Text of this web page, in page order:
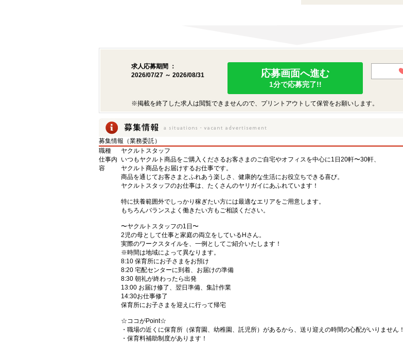
求人応募期間 ：
2026/07/27 ～ 2026/08/31
応募画面へ進む
1分で応募完了!!
※掲載を終了した求人は閲覧できませんので、プリントアウトして保管をお願いします。
募集情報（業務委託）
職種
ヤクルトスタッフ
仕事内
容
いつもヤクルト商品をご購入くださるお客さまのご自宅やオフィスを中心に1日20軒〜30軒、
ヤクルト商品をお届けするお仕事です。
商品を通じてお客さまとふれあう楽しさ、健康的な生活にお役立ちできる喜び。
ヤクルトスタッフのお仕事は、たくさんのヤリガイにあふれています！
特に扶養範囲外でしっかり稼ぎたい方には最適なエリアをご用意します。
もちろんバランスよく働きたい方もご相談ください。
〜ヤクルトスタッフの1日〜
2児の母として仕事と家庭の両立をしているHさん。
実際のワークスタイルを、一例としてご紹介いたします！
※時間は地域によって異なります。
8:10 保育所にお子さまをお預け
8:20 宅配センターに到着、お届けの準備
8:30 朝礼が終わったら出発
13:00 お届け修了、翌日準備、集計作業
14:30お仕事修了
保育所にお子さまを迎えに行って帰宅
☆ココがPoint☆
・職場の近くに保育所（保育園、幼稚園、託児所）があるから、送り迎えの時間の心配がいりません！
・保育料補助制度があります！